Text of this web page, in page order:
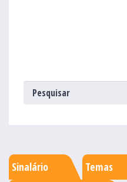
Sinalário Temas